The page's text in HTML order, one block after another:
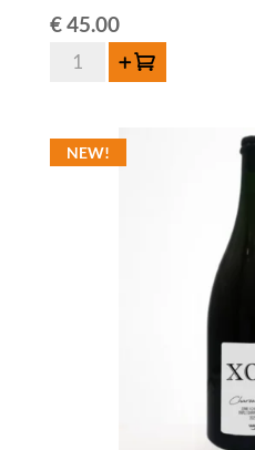
€45.00
Boerenerf
Cuvée
Add to cart
NEW!